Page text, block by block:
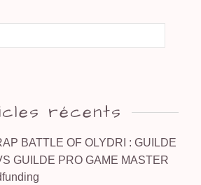
récents
BATTLE OF OLYDRI : GUILDE
GUILDE PRO GAME MASTER